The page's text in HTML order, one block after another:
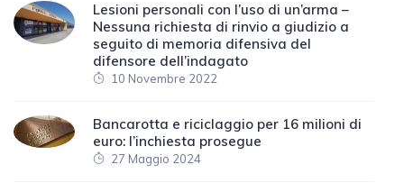
Lesioni personali con l’uso di un’arma –
Nessuna richiesta di rinvio a giudizio a
seguito di memoria difensiva del
difensore dell’indagato
10 Novembre 2022
Bancarotta e riciclaggio per 16 milioni di
euro: l’inchiesta prosegue
27 Maggio 2024